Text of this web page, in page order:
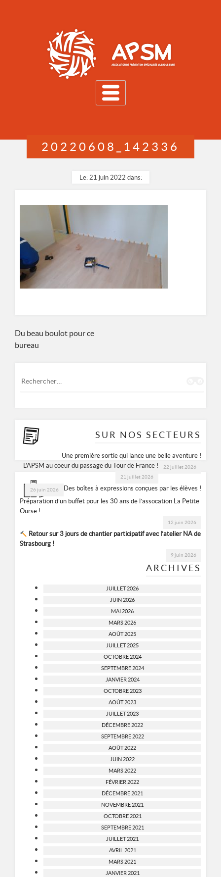
ASSOCIATION DE PRÉVENTION SPÉCIALISÉE MULHOUSIENNE
8 RUE DES CASTORS 68200 MULHOUSE
0389665677
MENU
20220608_142336
Le: 21 juin 2022 dans:
Navigation
de
Du beau boulot pour ce
bureau
SUR NOS SECTEURS
Une première sortie qui lance une belle aventure !
22 juillet 2026
L’APSM au coeur du passage du Tour de France !
21 juillet 2026
Des boîtes à expressions conçues par les élèves !
26 juin 2026
Préparation d’un buffet pour les 30 ans de l’assocation La Petite
Ourse !
12 juin 2026
Retour sur 3 jours de chantier participatif avec l’atelier NA de
Strasbourg !
9 juin 2026
ARCHIVES
JUILLET 2026
JUIN 2026
MAI 2026
MARS 2026
AOÛT 2025
JUILLET 2025
OCTOBRE 2024
SEPTEMBRE 2024
JANVIER 2024
OCTOBRE 2023
AOÛT 2023
JUILLET 2023
DÉCEMBRE 2022
SEPTEMBRE 2022
AOÛT 2022
JUIN 2022
MARS 2022
FÉVRIER 2022
DÉCEMBRE 2021
NOVEMBRE 2021
OCTOBRE 2021
SEPTEMBRE 2021
JUILLET 2021
AVRIL 2021
MARS 2021
JANVIER 2021